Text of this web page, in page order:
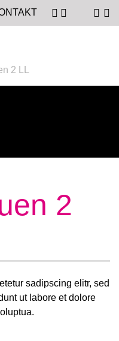
2 LL
2
sadipscing elitr, sed
ut labore et dolore